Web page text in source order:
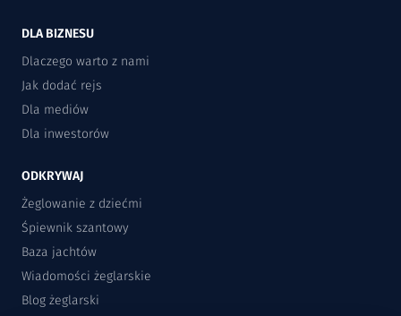
DLA BIZNESU
Dlaczego warto z nami
Jak dodać rejs
Dla mediów
Dla inwestorów
ODKRYWAJ
Żeglowanie z dziećmi
Śpiewnik szantowy
Baza jachtów
Wiadomości żeglarskie
Blog żeglarski